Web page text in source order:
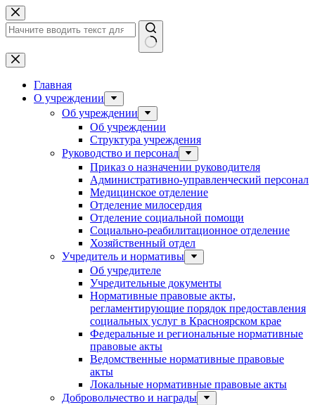
Перейти
к
сути
Ничего
не
найденоГлавная
О учреждении
Об учреждении
Об учреждении
Структура учреждения
Руководство и персонал
Приказ о назначении руководителя
Административно-управленческий персонал
Медицинское отделение
Отделение милосердия
Отделение социальной помощи
Социально-реабилитационное отделение
Хозяйственный отдел
Учредитель и нормативы
Об учредителе
Учредительные документы
Нормативные правовые акты,
регламентирующие порядок предоставления
социальных услуг в Красноярском крае
Федеральные и региональные нормативные
правовые акты
Ведомственные нормативные правовые
акты
Локальные нормативные правовые акты
Добровольчество и награды